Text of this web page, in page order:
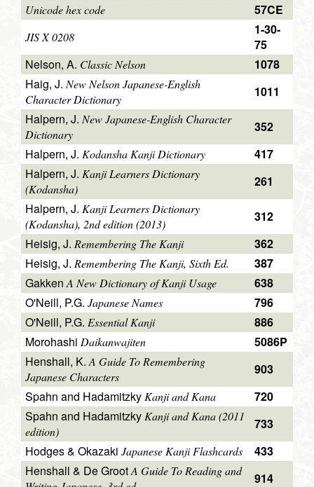
Unicode hex code 57CE
JIS X 0208
1-30-
75
Nelson, A. Classic Nelson
1078
Haig, J.New Nelson Japanese-English
Character Dictionary
1011
Halpern, J. New Japanese-English Character
Dictionary
352
Halpern, J. Kodansha Kanji Dictionary
417
Halpern, J. Kanji Learners Dictionary
(Kodansha)
261
Halpern, J. Kanji Learners Dictionary
(Kodansha), 2nd edition (2013)
312
Heisig, J. Remembering The Kanji
362
Heisig, J. Remembering The Kanji, Sixth Ed.
387
GakkenA New Dictionary of Kanji Usage
638
O'Neill, P.G. Japanese Names
796
O'Neill, P.G. Essential Kanji
886
Morohashi Daikanwajiten
5086P
Henshall, K.A Guide To Remembering
Japanese Characters
903
Spahn and Hadamitzky Kanji and Kana
720
Spahn and Hadamitzky Kanji and Kana (2011
edition)
733
Hodges & Okazaki Japanese Kanji Flashcards
433
Henshall & De GrootA Guide To Reading and
914